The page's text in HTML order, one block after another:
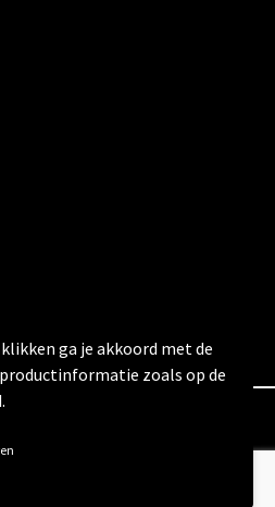
Outfitters 2026
ga je akkoord met de
zoals op de